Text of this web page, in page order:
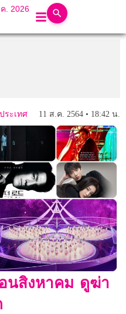
. 2026
ระเทศ 11 ส.ค. 2564 • 18:42 น.
นสิงหาคม ดูฆ่า